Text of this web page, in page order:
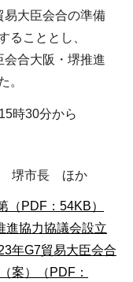
易大臣会合の準備
ることとし、
会合大阪・堺推進
。
時30分から
堺市長 ほか
（PDF：54KB）
進協力協議会設立
年G7貿易大臣会合
案）（PDF：